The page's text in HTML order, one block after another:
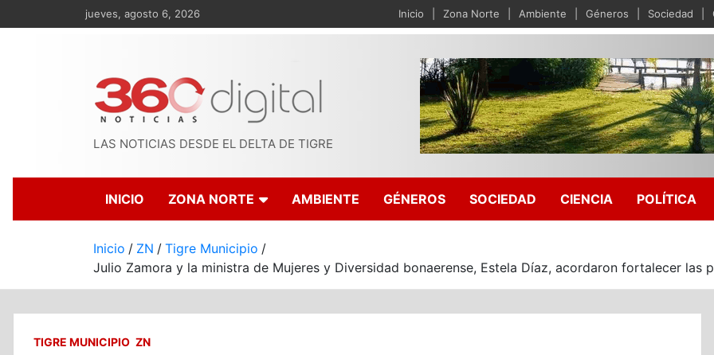
al
jueves, agosto 6, 2026 Inicio Zona Norte Ambiente Géneros Sociedad
LAS NOTICIAS DESDE EL DELTA DE TIGRE
INICIO ZONA NORTE AMBIENTE GÉNEROS SOCIEDAD CIENCIA POLÍTICA
Inicio ZN
Tigre Municipio
Julio Zamora y la ministra de Mujeres y Diversidad bonaerense, Estela Díaz, acordaron fortalecer las
TIGRE MUNICIPIO ZN